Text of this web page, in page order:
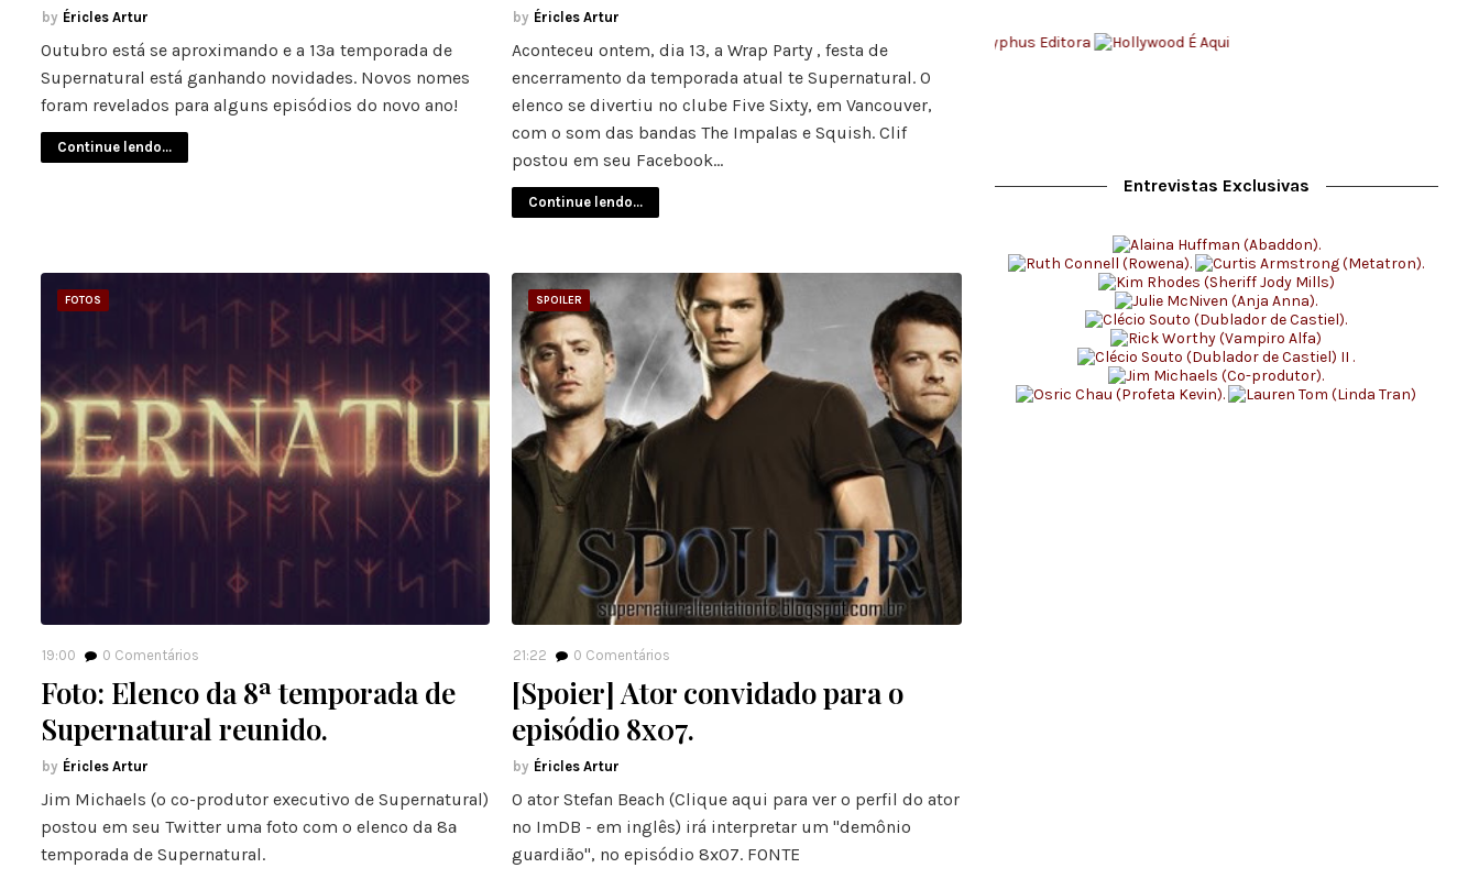
Éricles Artur
Outubro está se aproximando e a 13ª temporada de
Supernatural está ganhando novidades. Novos nomes
foram revelados para alguns episódios do novo ano!
Continue lendo...
Éricles Artur
Aconteceu ontem, dia 13, a Wrap Party , festa de
encerramento da temporada atual te Supernatural. O
elenco se divertiu no clube Five Sixty, em Vancouver,
com o som das bandas The Impalas e Squish. Clif
postou em seu Facebook…
Continue lendo...
FOTOS
19:00 0 Comentários
Foto: Elenco da 8ª temporada de
Supernatural reunido.
Éricles Artur
Jim Michaels (o co-produtor executivo de Supernatural)
postou em seu Twitter uma foto com o elenco da 8ª
temporada de Supernatural.
SPOILER
21:22 0 Comentários
[Spoier] Ator convidado para o
episódio 8x07.
Éricles Artur
O ator Stefan Beach (Clique aqui para ver o perfil do ator
no ImDB - em inglês) irá interpretar um "demônio
guardião", no episódio 8x07. FONTE
Entrevistas Exclusivas